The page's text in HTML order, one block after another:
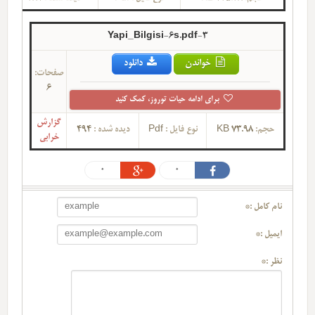
3-Yapi_Bilgisi-6s.pdf
خواندن دانلود
برای ادامه حیات توروز، کمک کنید
صفحات:
6
حجم:73.98 KB نوع فایل :Pdf دیده شده :494
گزارش
خرابی
0
0
نام کامل :*
ایمیل :*
نظر :*